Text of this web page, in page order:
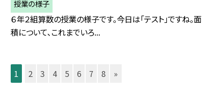
授業の様子
６年２組算数の授業の様子です。今日は「テスト」ですね。面
積について、これまでいろ...
1 2 3 4 5 6 7 8 »